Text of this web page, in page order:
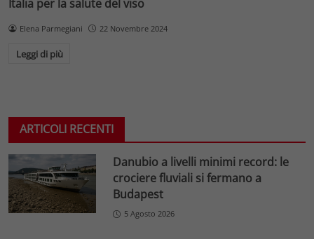
Italia per la salute del viso
Elena Parmegiani 22 Novembre 2024
Leggi di più
ARTICOLI RECENTI
Danubio a livelli minimi record: le
crociere fluviali si fermano a
Budapest
5 Agosto 2026